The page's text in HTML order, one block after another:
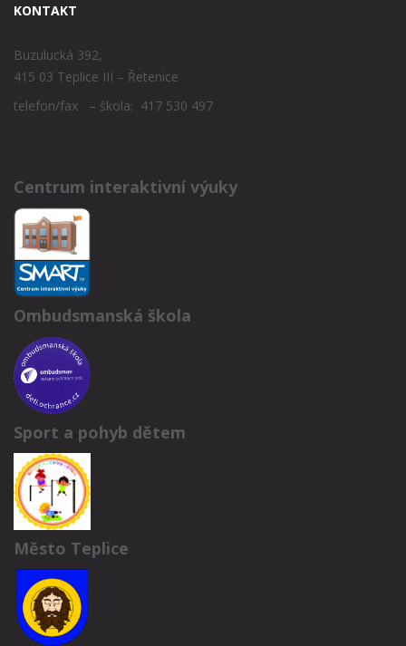
KONTAKT
Buzulucká 392,
415 03 Teplice III – Řetenice
telefon/fax – škola: 417 530 497
Centrum interaktivní výuky
Ombudsmanská škola
Sport a pohyb dětem
Město Teplice